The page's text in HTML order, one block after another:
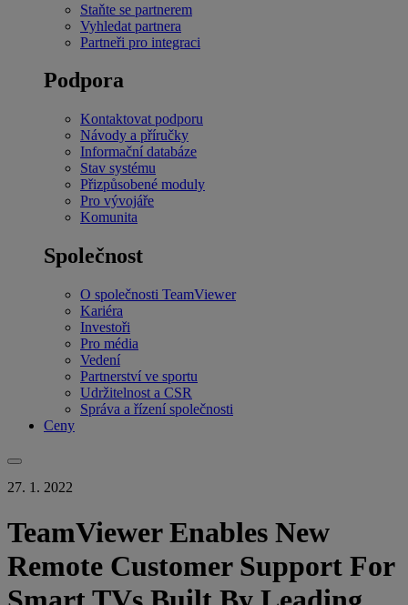
Staňte se partnerem
Vyhledat partnera
Partneři pro integraci
Podpora
Kontaktovat podporu
Návody a příručky
Informační databáze
Stav systému
Přizpůsobené moduly
Pro vývojáře
Komunita
Společnost
O společnosti TeamViewer
Kariéra
Investoři
Pro média
Vedení
Partnerství ve sportu
Udržitelnost a CSR
Správa a řízení společnosti
Ceny
27. 1. 2022
TeamViewer Enables New
Remote Customer Support For